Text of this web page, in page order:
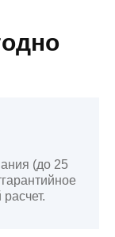
(до 25